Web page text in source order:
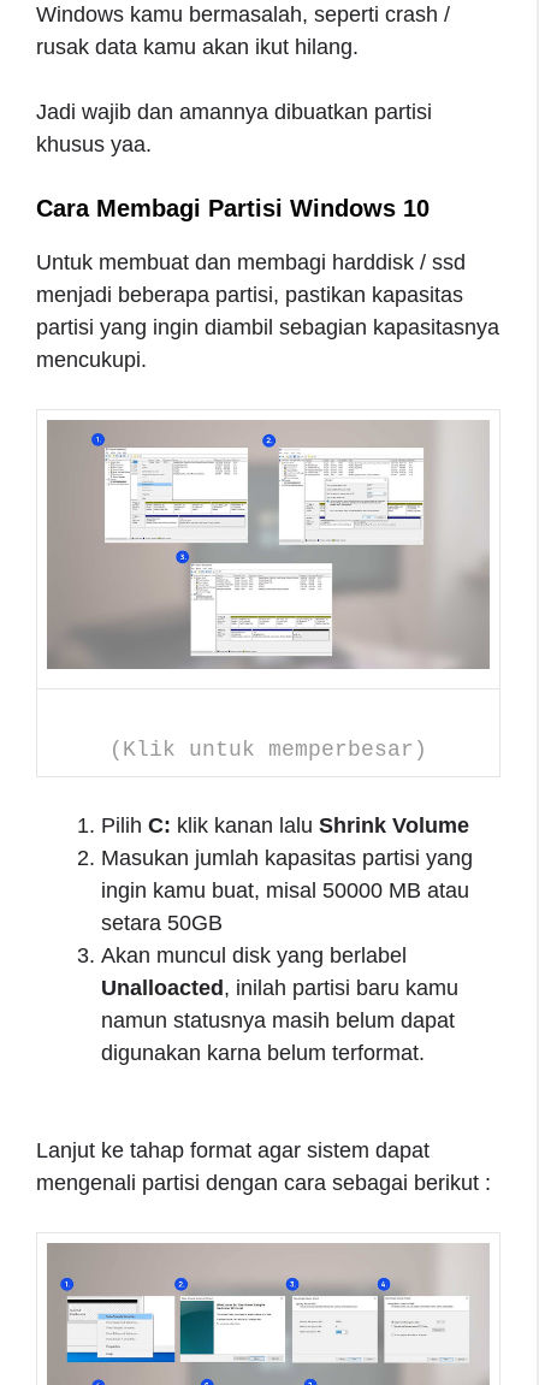
Windows kamu bermasalah, seperti crash /
rusak data kamu akan ikut hilang.
Jadi wajib dan amannya dibuatkan partisi
khusus yaa.
Cara Membagi Partisi Windows 10
Untuk membuat dan membagi harddisk / ssd
menjadi beberapa partisi, pastikan kapasitas
partisi yang ingin diambil sebagian kapasitasnya
mencukupi.
(Klik untuk memperbesar)
Pilih C: klik kanan lalu Shrink Volume
Masukan jumlah kapasitas partisi yang
ingin kamu buat, misal 50000 MB atau
setara 50GB
Akan muncul disk yang berlabel
Unalloacted, inilah partisi baru kamu
namun statusnya masih belum dapat
digunakan karna belum terformat.
Lanjut ke tahap format agar sistem dapat
mengenali partisi dengan cara sebagai berikut :